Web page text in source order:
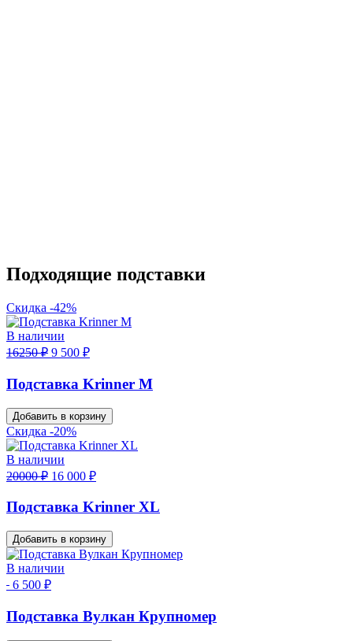
Подходящие подставки
Скидка -42%
В наличии
16250 ₽ 9 500 ₽
Подставка Krinner M
Добавить в корзину
Скидка -20%
В наличии
20000 ₽ 16 000 ₽
Подставка Krinner XL
Добавить в корзину
В наличии
6 500 ₽
Подставка Вулкан Крупномер